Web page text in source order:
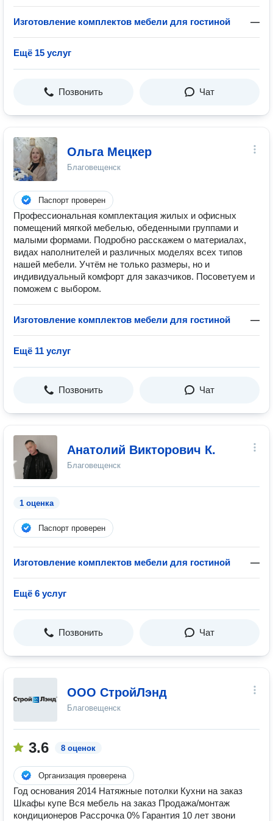
Изготовление комплектов мебели для гостиной —
Ещё 15 услуг
Позвонить Чат
Ольга Мецкер
Благовещенск
Паспорт проверен
Профессиональная комплектация жилых и офисных
помещений мягкой мебелью, обеденными группами и
малыми формами. Подробно расскажем о материалах,
видах наполнителей и различных моделях всех типов
нашей мебели. Учтём не только размеры, но и
индивидуальный комфорт для заказчиков. Посоветуем и
поможем с выбором.
Изготовление комплектов мебели для гостиной —
Ещё 11 услуг
Позвонить Чат
Анатолий Викторович К.
Благовещенск
1 оценка
Паспорт проверен
Изготовление комплектов мебели для гостиной —
Ещё 6 услуг
Позвонить Чат
ООО СтройЛэнд
Благовещенск
3.6 8 оценок
Организация проверена
Год основания 2014 Натяжные потолки Кухни на заказ
Шкафы купе Вся мебель на заказ Продажа/монтаж
кондиционеров Рассрочка 0% Гарантия 10 лет звони